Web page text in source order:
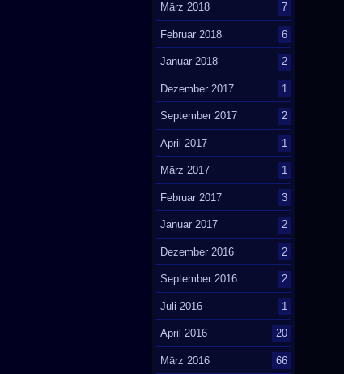
März 2018 7
Februar 2018 6
Januar 2018 2
Dezember 2017 1
September 2017 2
April 2017 1
März 2017 1
Februar 2017 3
Januar 2017 2
Dezember 2016 2
September 2016 2
Juli 2016 1
April 2016 20
März 2016 66